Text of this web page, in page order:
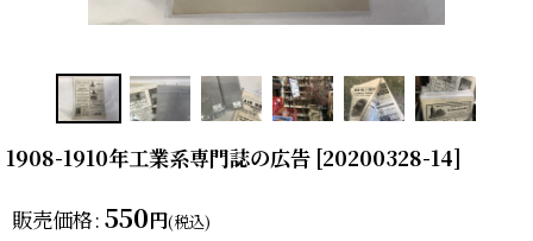
1908-1910年工業系専門誌の広告 [20200328-14]
販売価格: 550円(税込)